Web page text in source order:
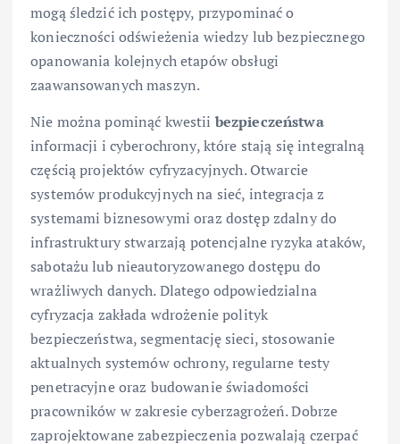
mogą śledzić ich postępy, przypominać o
konieczności odświeżenia wiedzy lub bezpiecznego
opanowania kolejnych etapów obsługi
zaawansowanych maszyn.
Nie można pominąć kwestii bezpieczeństwa
informacji i cyberochrony, które stają się integralną
częścią projektów cyfryzacyjnych. Otwarcie
systemów produkcyjnych na sieć, integracja z
systemami biznesowymi oraz dostęp zdalny do
infrastruktury stwarzają potencjalne ryzyka ataków,
sabotażu lub nieautoryzowanego dostępu do
wrażliwych danych. Dlatego odpowiedzialna
cyfryzacja zakłada wdrożenie polityk
bezpieczeństwa, segmentację sieci, stosowanie
aktualnych systemów ochrony, regularne testy
penetracyjne oraz budowanie świadomości
pracowników w zakresie cyberzagrożeń. Dobrze
zaprojektowane zabezpieczenia pozwalają czerpać